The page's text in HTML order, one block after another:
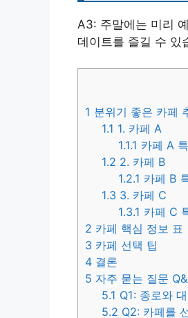
A3: 주말에는 미리
데이트를 즐길 수 있
1 분위기 좋은 카페
1.1 1. 카페 A
1.1.1 카페 A
1.2 2. 카페 B
1.2.1 카페 B
1.3 3. 카페 C
1.3.1 카페 C
2 카페 핵심 정보 표
3 카페 선택 팁
4 결론
5 자주 묻는 질문
5.1 Q1: 종로와
5.2 Q2: 카페를